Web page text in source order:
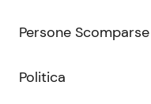
Persone Scomparse
Politica